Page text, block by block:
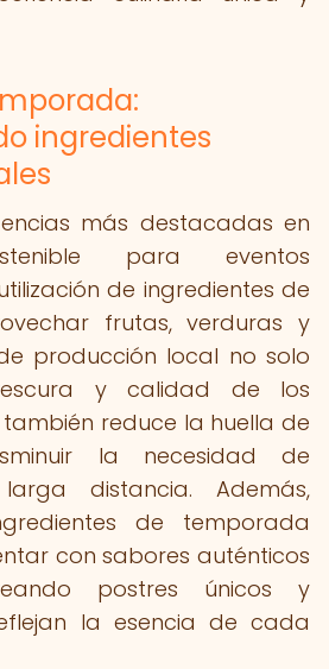
ingredientes
más destacadas en
para eventos
de ingredientes de
frutas, verduras y
producción local no solo
y calidad de los
reduce la huella de
la necesidad de
distancia. Además,
de temporada
con sabores auténticos
postres únicos y
la esencia de cada